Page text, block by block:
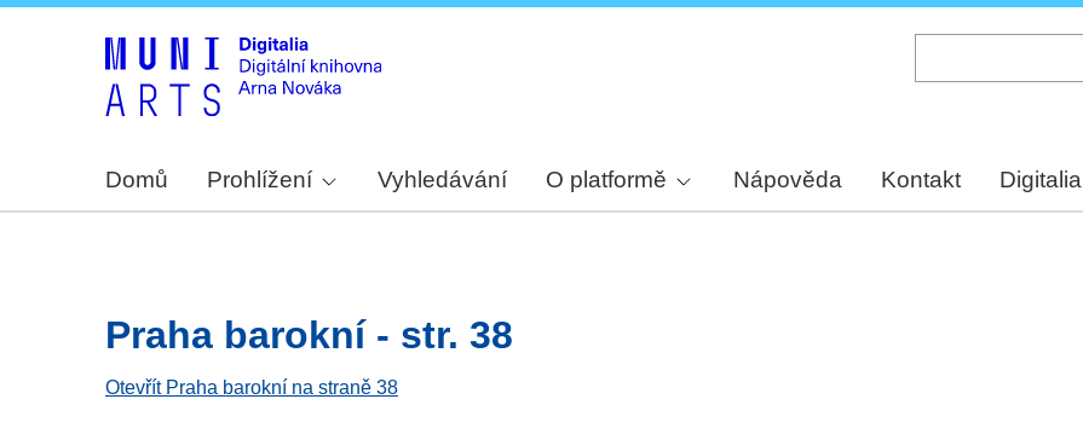
Domů Prohlížení Vyhledávání O platformě Nápověda Kontakt Digitalia
Praha barokní - str. 38
Otevřít Praha barokní na straně 38